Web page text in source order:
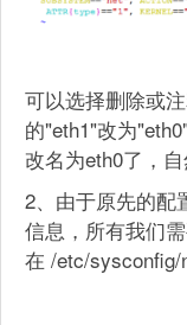
可以选择删除或
的"eth1"改为
改名为eth0了，自
2、由于原先的配
信息，所有我们
在 /etc/